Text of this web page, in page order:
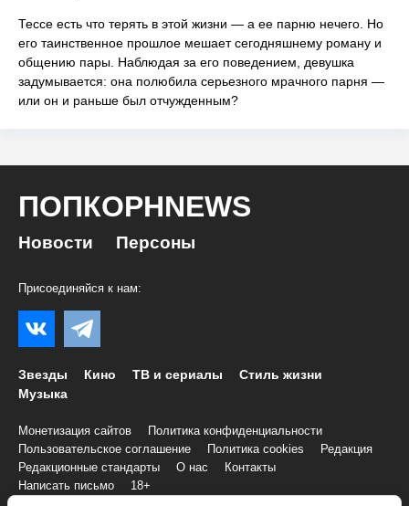
Тессе есть что терять в этой жизни — а ее парню нечего. Но
его таинственное прошлое мешает сегодняшнему роману и
общению пары. Наблюдая за его поведением, девушка
задумывается: она полюбила серьезного мрачного парня —
или он и раньше был отчужденным?
ПОПКОРНNEWS
Новости Персоны
Присоединяйся к нам:
Звезды Кино ТВ и сериалы
Стиль жизни
Музыка
Монетизация сайтов
Политика конфиденциальности
Пользовательское соглашение
Политика cookies
Редакция
Редакционные стандарты
О нас
Контакты
Написать письмо
18+